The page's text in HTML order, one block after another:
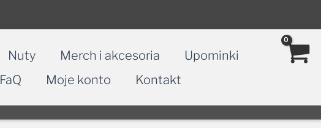
Nuty Merch i akcesoria
Upominki
FaQ Moje konto Kontakt